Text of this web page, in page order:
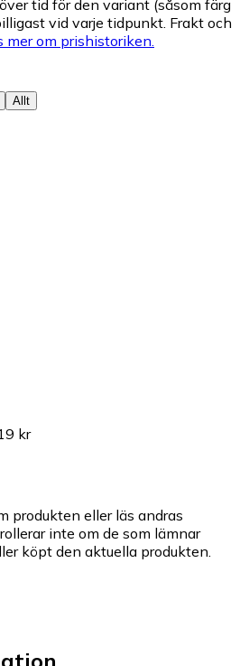
tid för den variant (såsom färg
vid varje tidpunkt. Frakt och
mer om prishistoriken.
Allt
kr
produkten eller läs andras
inte om de som lämnar
köpt den aktuella produkten.